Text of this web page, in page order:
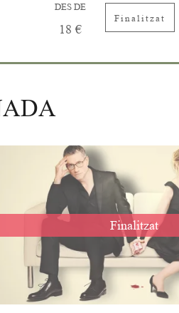
DES DE
18 €
Finalitzat
Finalitzat